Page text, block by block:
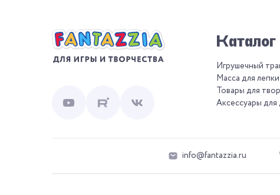
Каталог
Игрушечный
Масса для
Товары для
Аксессуары для
info@fantazzia.ru